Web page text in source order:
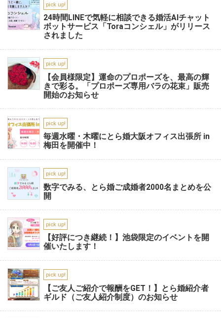
pick up!
24時間LINEで気軽に相談できる婚活AIチャット
ボットサービス「Toraコンシェル」がリリース
されました
pick up!
【会員様限定】運命のプロポーズを、最高の輝
きで彩る。「プロポーズ専用バラの花束」販売
開始のお知らせ
pick up!
毎週水曜・木曜にとら婚大阪オフィス出張所 in
梅田を開催中！
pick up!
数字でみる、とら婚ご成婚者2000名まとめを公
開
pick up!
【好評につき継続！】池袋限定のイベントを開
催いたします！
pick up!
【ご友人ご紹介で報酬をGET！】とら婚紹介者
ギルド（ご友人紹介制度）のお知らせ